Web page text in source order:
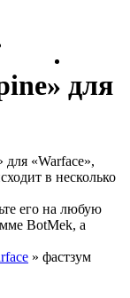
Поддержка
для
для «Warface»,
в несколько
его на любую
BotMek, а
» фастзум